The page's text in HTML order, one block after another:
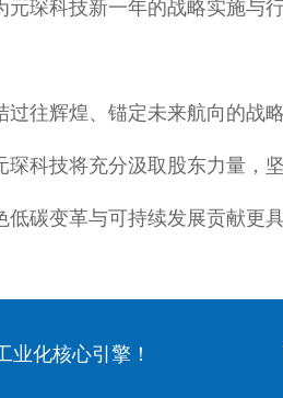
琛科技新一年的战略实施与
往辉煌、锚定未来航向的
科技将充分汲取股东力量
碳变革与可持续发展贡献更具
化核心引擎！